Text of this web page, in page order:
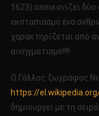
1623) απεικονίζει
εκστασιασμό ένα
χαρακτηρίζεται από
αινηγματισμό!!!!
Ο Γάλλος ζωγράφος
https://
δημιουργεί με τη